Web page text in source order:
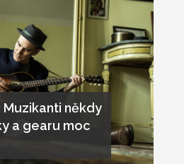
Muzikanti někdy
a gearu moc